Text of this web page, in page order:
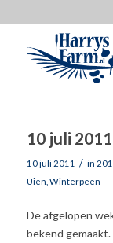
10 juli
10 juli 2011 / in
Uien Winterpeen
De afgelopen
bekend